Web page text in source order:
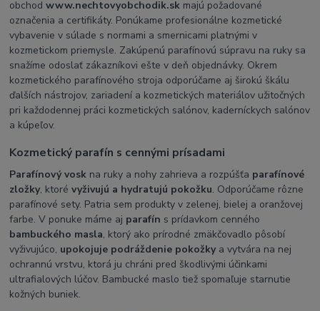
obchodwww.nechtovyobchodik.sk majú požadované
označenia a certifikáty. Ponúkame profesionálne kozmetické
vybavenie v súlade s normami a smernicami platnými v
kozmetickom priemysle. Zakúpenú parafínovú súpravu na ruky sa
snažíme odoslať zákazníkovi ešte v deň objednávky. Okrem
kozmetického parafínového stroja odporúčame aj širokú škálu
ďalších nástrojov, zariadení a kozmetických materiálov užitočných
pri každodennej práci kozmetických salónov, kaderníckych salónov
a kúpeľov.
Kozmetický parafín s cennými prísadami
Parafínový vosk na ruky a nohy zahrieva a rozpúšťa parafínové
zložky, ktorévyživujú a hydratujú pokožku. Odporúčame rôzne
parafínové sety. Patria sem produkty v zelenej, bielej a oranžovej
farbe. V ponuke máme aj parafín s prídavkom cenného
bambuckého masla, ktorý ako prírodné zmäkčovadlo pôsobí
vyživujúco, upokojuje podráždenie pokožky a vytvára na nej
ochrannú vrstvu, ktorá ju chráni pred škodlivými účinkami
ultrafialových lúčov. Bambucké maslo tiež spomaľuje starnutie
kožných buniek.